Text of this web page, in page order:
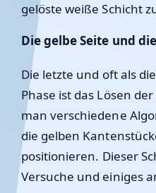
gelöste weiße Schicht
Die gelbe Seite und
Die letzte und oft als
Phase ist das Lösen
man verschiedene
die gelben
positionieren. Dieser
Versuche und einiges